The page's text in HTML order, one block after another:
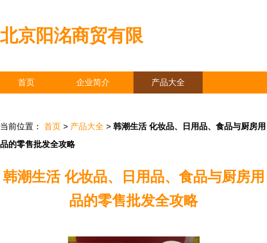
北京阳洺商贸有限
首页 企业简介 产品大全
当前位置： 首页 > 产品大全 > 韩潮生活 化妆品、日用品、食品与厨房用
品的零售批发全攻略
韩潮生活 化妆品、日用品、食品与厨房用
品的零售批发全攻略